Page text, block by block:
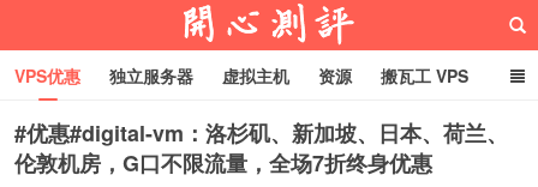
VPS优惠 独立服务器 虚拟主机 资源 搬瓦工 VPS
折腾VPS 真实测评 Hostloc趣闻 域名
RackNerd促销套餐
#优惠#digital-vm：洛杉矶、新加坡、日本、荷兰、
伦敦机房，G口不限流量，全场7折终身优惠